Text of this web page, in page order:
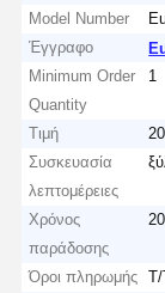
Model Number
Έγγραφο
Minimum Order
Quantity
1
Τιμή
Συσκευασία
λεπτομέρειες
Χρόνος
παράδοσης
Όροι πληρωμής